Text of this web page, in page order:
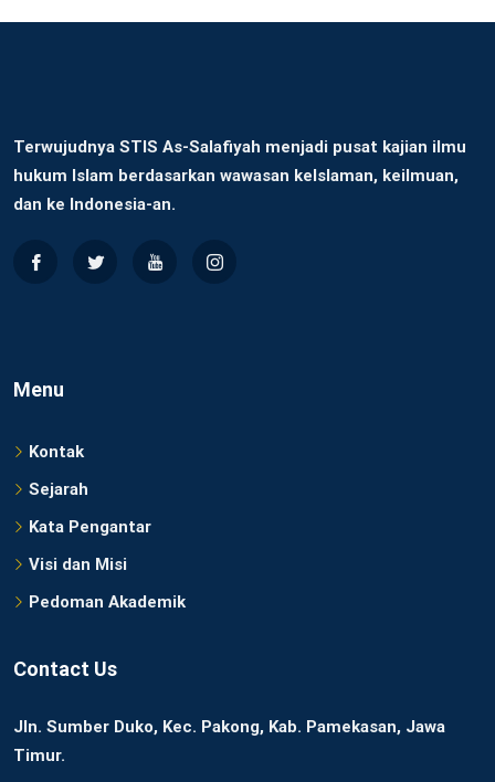
Terwujudnya STIS As-Salafiyah menjadi pusat kajian ilmu
hukum Islam berdasarkan wawasan keIslaman, keilmuan,
dan ke Indonesia-an.
Menu
Kontak
Sejarah
Kata Pengantar
Visi dan Misi
Pedoman Akademik
Contact Us
Jln. Sumber Duko, Kec. Pakong, Kab. Pamekasan, Jawa
Timur.